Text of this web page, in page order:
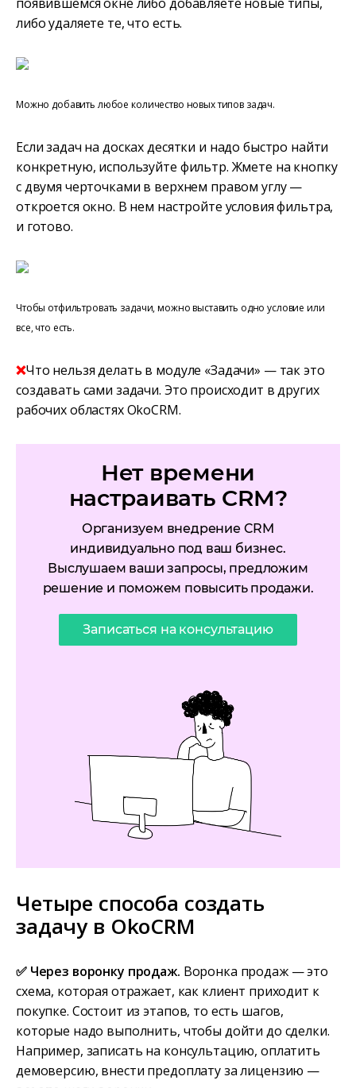
либо удаляете те, что есть.
Можно добавить любое количество новых типов задач.
Если задач на досках десятки и надо быстро найти
конкретную, используйте фильтр. Жмете на кнопку
с двумя черточками в верхнем правом углу —
откроется окно. В нем настройте условия фильтра,
и готово.
Чтобы отфильтровать задачи, можно выставить одно условие или
все, что есть.
❌Что нельзя делать в модуле «Задачи» — так это
создавать сами задачи. Это происходит в других
рабочих областях OkoCRM.
Нет времени
настраивать CRM?
Организуем внедрение CRM
индивидуально под ваш бизнес.
Выслушаем ваши запросы, предложим
решение и поможем повысить продажи.
Записаться на консультацию
Четыре способа создать
задачу в OkoCRM
✅ Через воронку продаж. Воронка продаж — это
схема, которая отражает, как клиент приходит к
покупке. Состоит из этапов, то есть шагов,
которые надо выполнить, чтобы дойти до сделки.
Например, записать на консультацию, оплатить
демоверсию, внести предоплату за лицензию —